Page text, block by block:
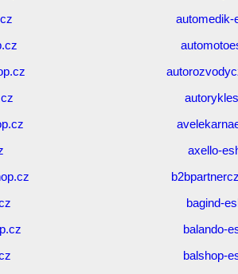
automedik-
axello-
bagind-
balando-
balshop-